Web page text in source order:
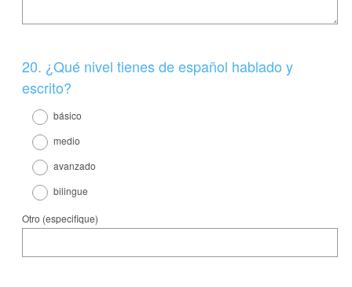
Question
Title
20. ¿Qué nivel tienes de español hablado y
escrito?
básico
medio
avanzado
bilingue
Otro (especifique)